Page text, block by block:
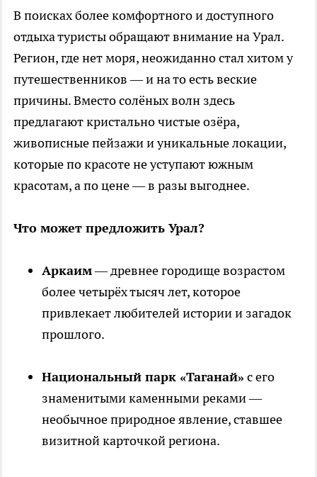
В поисках более комфортного и доступного
отдыха туристы обращают внимание на Урал.
Регион, где нет моря, неожиданно стал хитом у
путешественников — и на то есть веские
причины. Вместо солёных волн здесь
предлагают кристально чистые озёра,
живописные пейзажи и уникальные локации,
которые по красоте не уступают южным
красотам, а по цене — в разы выгоднее.
Что может предложить Урал?
Аркаим— древнее городище возрастом
более четырёх тысяч лет, которое
привлекает любителей истории и загадок
прошлого.
Национальный парк «Таганай» с его
знаменитыми каменными реками —
необычное природное явление, ставшее
визитной карточкой региона.